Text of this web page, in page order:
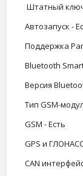
Штатный
Автозапуск -
Поддержка
Bluetooth
Версия
Тип GSM-
GSM - Есть
GPS и
CAN